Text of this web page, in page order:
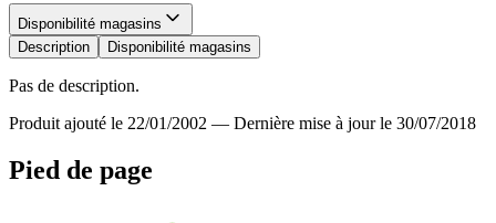
Disponibilité magasins
Description
Disponibilité magasins
Pas de description.
Produit ajouté le 22/01/2002 — Dernière mise à jour le 30/07/2018
Pied de page